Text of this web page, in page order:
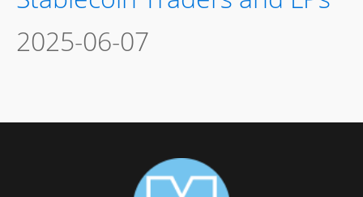
2025-06-07